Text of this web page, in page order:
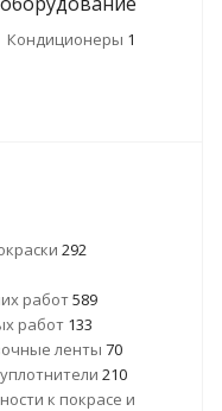
Кондиционеры 1
292
работ589
работ 133
ленты 70
210
к покрасе и